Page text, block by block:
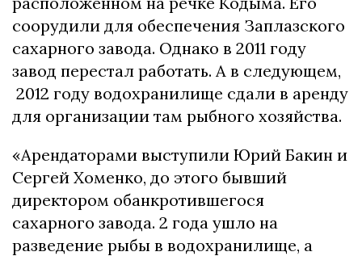
соорудили для обеспечения Заплазского
сахарного завода. Однако в 2011 году
завод перестал работать. А в следующем,
2012 году водохранилище сдали в аренду
для организации там рыбного хозяйства.
«Арендаторами выступили Юрий Бакин и
Сергей Хоменко, до этого бывший
директором обанкротившегося
сахарного завода. 2 года ушло на
разведение рыбы в водохранилище, а